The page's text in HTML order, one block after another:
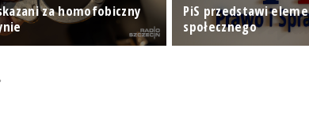
za homofobiczny
PiS przedstawi
społecznego